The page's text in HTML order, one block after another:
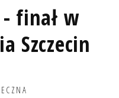
finał w
Szczecin